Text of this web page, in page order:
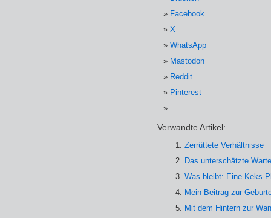
Facebook
X
WhatsApp
Mastodon
Reddit
Pinterest
Verwandte Artikel:
Zerrüttete Verhältnisse
Das unterschätzte
Was bleibt: Eine Keks-
Mein Beitrag zur
Mit dem Hintern zur